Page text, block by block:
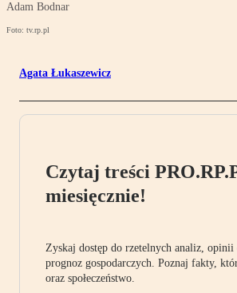
Adam Bodnar
Foto: tv.rp.pl
Agata Łukaszewicz
Czytaj treści
miesięcznie!
Zyskaj dostęp do rzetelnych analiz,
prognoz gospodarczych. Poznaj fakty,
oraz społeczeństwo.